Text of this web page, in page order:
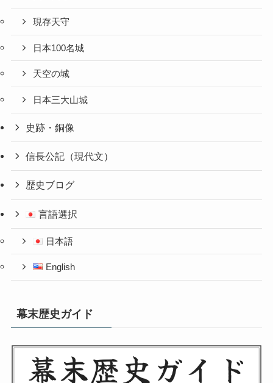
現存天守
日本100名城
天空の城
日本三大山城
史跡・銅像
信長公記（現代文）
歴史ブログ
言語選択
日本語
English
幕末歴史ガイド